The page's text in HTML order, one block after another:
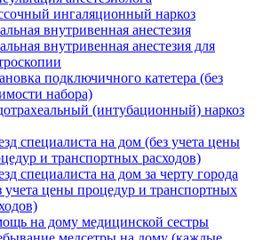
ингаляционный наркоз
внутривенная анестезия
внутривенная анестезия для
подключичного катетера (без
набора)
(интубационный) наркоз
специалиста на дом (без учета цены
и транспортных расходов)
специалиста на дом за черту города
учета цены процедур и транспортных
на дому медицинской сестры